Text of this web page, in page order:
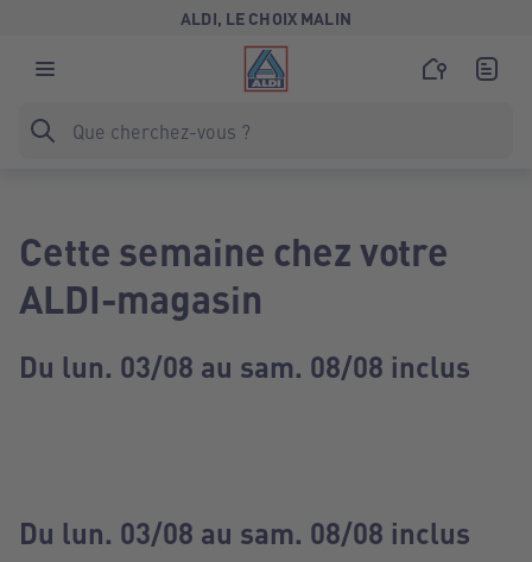
ALDI, LE CHOIX MALIN
Cette semaine chez votre
ALDI-magasin
Du lun. 03/08 au sam. 08/08 inclus
Du lun. 03/08 au sam. 08/08 inclus